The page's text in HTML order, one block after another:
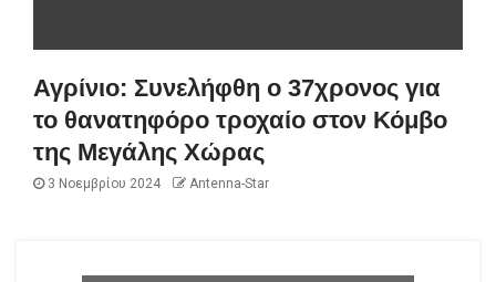
Αγρίνιο: Συνελήφθη ο 37χρονος για
το θανατηφόρο τροχαίο στον Κόμβο
της Μεγάλης Χώρας
3 Νοεμβρίου 2024 Antenna-Star